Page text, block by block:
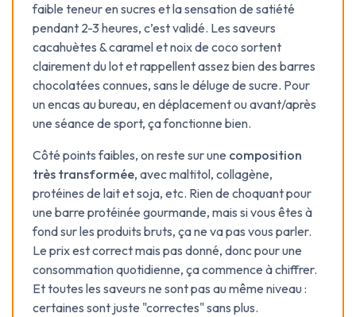
faible teneur en sucres et la sensation de satiété
pendant 2-3 heures, c’est validé. Les saveurs
cacahuètes & caramel et noix de coco sortent
clairement du lot et rappellent assez bien des barres
chocolatées connues, sans le déluge de sucre. Pour
un encas au bureau, en déplacement ou avant/après
une séance de sport, ça fonctionne bien.
Côté points faibles, on reste sur une composition
très transformée, avec maltitol, collagène,
protéines de lait et soja, etc. Rien de choquant pour
une barre protéinée gourmande, mais si vous êtes à
fond sur les produits bruts, ça ne va pas vous parler.
Le prix est correct mais pas donné, donc pour une
consommation quotidienne, ça commence à chiffrer.
Et toutes les saveurs ne sont pas au même niveau :
certaines sont juste "correctes" sans plus.